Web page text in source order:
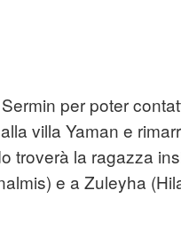
per poter
villa Yaman e
troverà la ragazza
e a Zuleyha